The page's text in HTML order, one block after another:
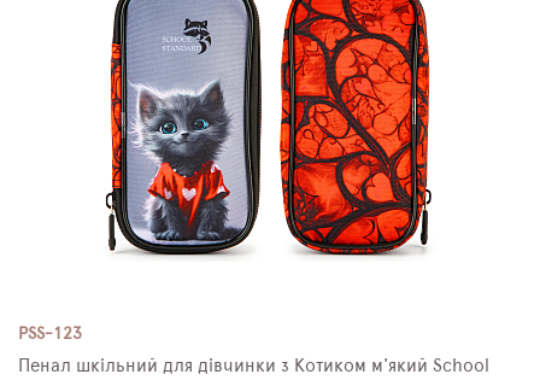
PSS-123
Пенал шкільний для дівчинки з Котиком м'який School